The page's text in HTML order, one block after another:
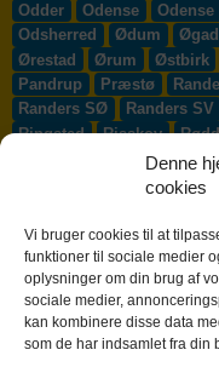
Denne
cookies
Vi bruger cookies til at
funktioner til sociale medier
oplysninger om din brug af
sociale medier,
kan kombinere disse data
som de har indsamlet fra din
Odder
Odense Odense
Odsherred
Ødum
Ørestad
Ørum Østbirk
Pandrup
Præstø
Randers SØ
Randers SV
Ringsted
Risskov
Rønnede
Ry
Skælskør
Skærbæk
Skanderborg
Skibby
Skovlunde
Slagelse
Sofiendal
Søften
Sønderborg
Søndersø